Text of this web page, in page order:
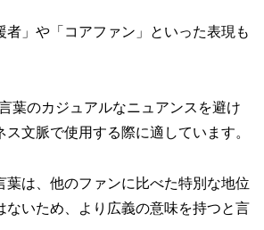
者」や「コアファン」といった表現も
葉のカジュアルなニュアンスを避け
文脈で使用する際に適しています。
葉は、他のファンに比べた特別な地位
ないため、より広義の意味を持つと言